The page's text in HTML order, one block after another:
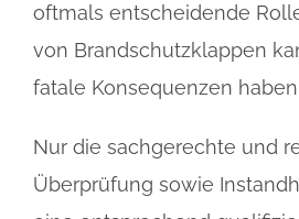
oftmals entscheidende
von Brandschutzklappen
fatale Konsequenzen
Nur die sachgerechte und
Überprüfung sowie